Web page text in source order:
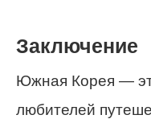
Заключение
Южная Корея —
любителей